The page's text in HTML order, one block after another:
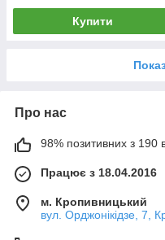
Купити
Про нас
98% позитивних з 190
Працює з 18.04.2016
м. Кропивницький
вул. Орджонікідзе, 7,